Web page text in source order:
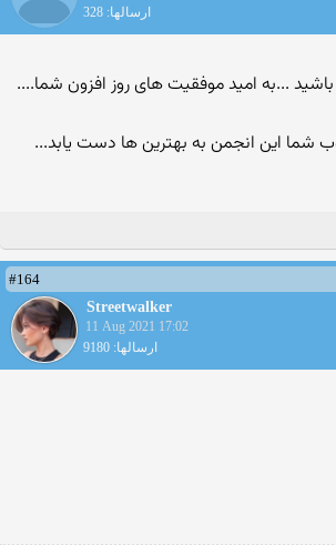
ارسالها: 328
باشید ...به امید موفقیت های روز افزون شما....
شما این انجمن به بهترین ها دست یابد...
#164
Streetwalker
11 Aug 2021 17:02
ارسالها: 9180